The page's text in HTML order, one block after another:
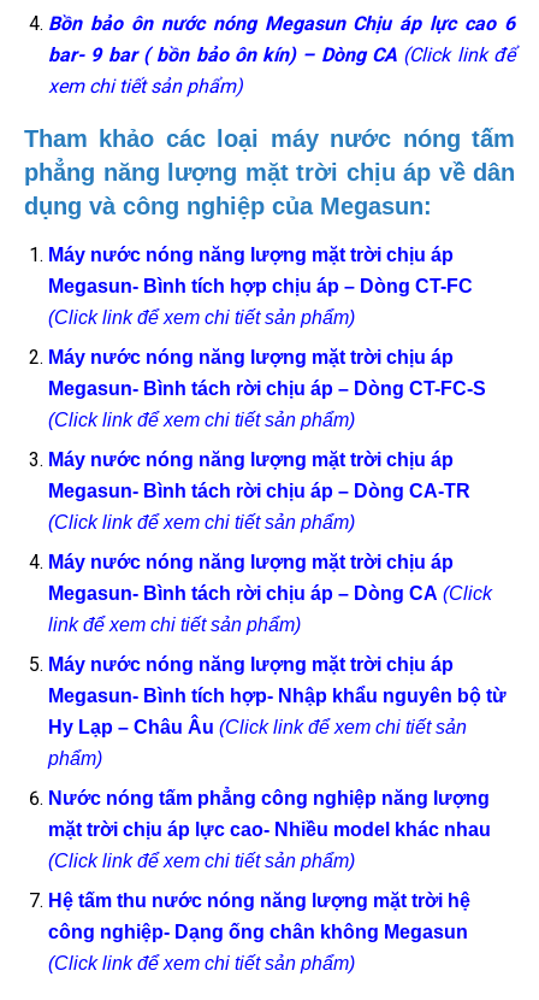
Bồn bảo ôn nước nóng Megasun Chịu áp lực cao 6
bar- 9 bar ( bồn bảo ôn kín) – Dòng CA (Click link để
xem chi tiết sản phẩm)
Tham khảo các loại máy nước nóng tấm
phẳng năng lượng mặt trời chịu áp về dân
dụng và công nghiệp của Megasun:
Máy nước nóng năng lượng mặt trời chịu áp
Megasun- Bình tích hợp chịu áp – Dòng CT-FC
(Click link để xem chi tiết sản phẩm)
Máy nước nóng năng lượng mặt trời chịu áp
Megasun- Bình tách rời chịu áp – Dòng CT-FC-S
(Click link để xem chi tiết sản phẩm)
Máy nước nóng năng lượng mặt trời chịu áp
Megasun- Bình tách rời chịu áp – Dòng CA-TR
(Click link để xem chi tiết sản phẩm)
Máy nước nóng năng lượng mặt trời chịu áp
Megasun- Bình tách rời chịu áp – Dòng CA (Click
link để xem chi tiết sản phẩm)
Máy nước nóng năng lượng mặt trời chịu áp
Megasun- Bình tích hợp- Nhập khẩu nguyên bộ từ
Hy Lạp – Châu Âu (Click link để xem chi tiết sản
phẩm)
Nước nóng tấm phẳng công nghiệp năng lượng
mặt trời chịu áp lực cao- Nhiều model khác nhau
(Click link để xem chi tiết sản phẩm)
Hệ tấm thu nước nóng năng lượng mặt trời hệ
công nghiệp- Dạng ống chân không Megasun
(Click link để xem chi tiết sản phẩm)